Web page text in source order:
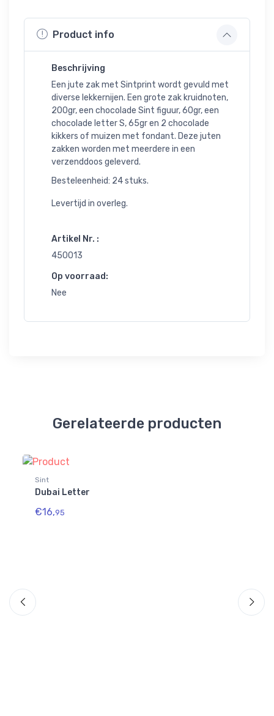
Product info
Beschrijving
Een jute zak met Sintprint wordt gevuld met
diverse lekkernijen. Een grote zak kruidnoten,
200gr, een chocolade Sint figuur, 60gr, een
chocolade letter S, 65gr en 2 chocolade
kikkers of muizen met fondant. Deze juten
zakken worden met meerdere in een
verzenddoos geleverd.
Besteleenheid: 24 stuks.
Levertijd in overleg.
Artikel Nr. :
450013
Op voorraad:
Nee
Gerelateerde producten
Sint
Dubai Letter
€16,95